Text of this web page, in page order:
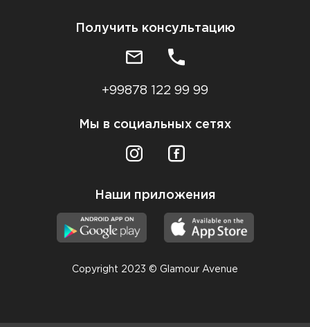
Получить консультацию
+99878 122 99 99
Мы в социальных сетях
Наши приложения
Copyright 2023 © Glamour Avenue